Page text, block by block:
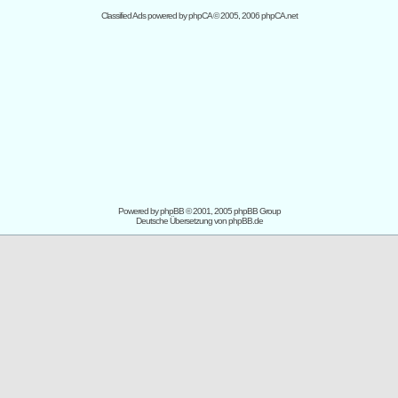
Classified Ads powered byphpCA© 2005, 2006 phpCA.net
Powered byphpBB© 2001, 2005 phpBB Group
Deutsche Übersetzung vonphpBB.de